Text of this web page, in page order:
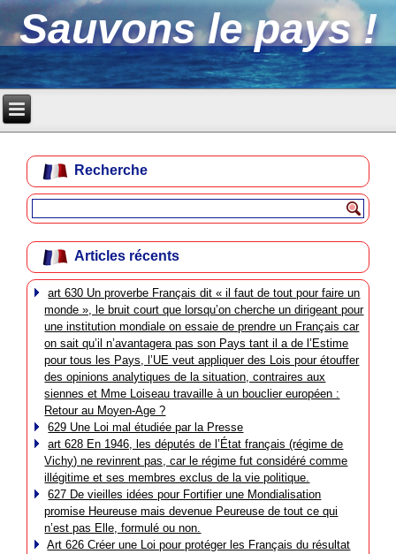
Sauvons le pays !
Recherche
Articles récents
art 630 Un proverbe Français dit « il faut de tout pour faire un
monde », le bruit court que lorsqu’on cherche un dirigeant pour
une institution mondiale on essaie de prendre un Français car
on sait qu’il n’avantagera pas son Pays tant il a de l’Estime
pour tous les Pays, l’UE veut appliquer des Lois pour étouffer
des opinions analytiques de la situation, contraires aux
siennes et Mme Loiseau travaille à un bouclier européen :
Retour au Moyen-Age ?
629 Une Loi mal étudiée par la Presse
art 628 En 1946, les députés de l’État français (régime de
Vichy) ne revinrent pas, car le régime fut considéré comme
illégitime et ses membres exclus de la vie politique.
627 De vieilles idées pour Fortifier une Mondialisation
promise Heureuse mais devenue Peureuse de tout ce qui
n’est pas Elle, formulé ou non.
Art 626 Créer une Loi pour protéger les Français du résultat